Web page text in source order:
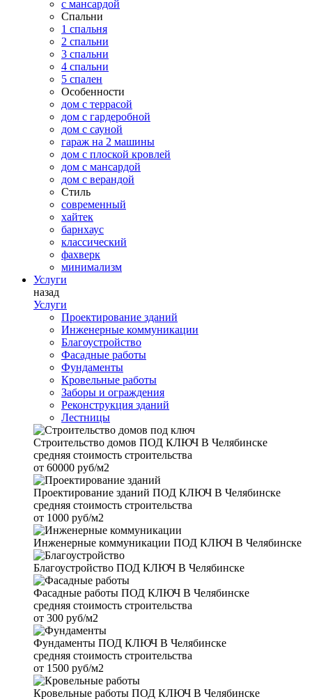
с мансардой
Спальни
1 спальня
2 спальни
3 спальни
4 спальни
5 спален
Особенности
дом с террасой
дом с гардеробной
дом с сауной
гараж на 2 машины
дом с плоской кровлей
дом с мансардой
дом с верандой
Стиль
современный
хайтек
барнхаус
классический
фахверк
минимализм
Услуги
назад
Услуги
Проектирование зданий
Инженерные коммуникации
Благоустройство
Фасадные работы
Фундаменты
Кровельные работы
Заборы и ограждения
Реконструкция зданий
Лестницы
Строительство домов ПОД КЛЮЧ В Челябинске
средняя стоимость строительства
от 60000 руб/м2
Проектирование зданий ПОД КЛЮЧ В Челябинске
средняя стоимость строительства
от 1000 руб/м2
Инженерные коммуникации ПОД КЛЮЧ В Челябинске
Благоустройство ПОД КЛЮЧ В Челябинске
Фасадные работы ПОД КЛЮЧ В Челябинске
средняя стоимость строительства
от 300 руб/м2
Фундаменты ПОД КЛЮЧ В Челябинске
средняя стоимость строительства
от 1500 руб/м2
Кровельные работы ПОД КЛЮЧ В Челябинске